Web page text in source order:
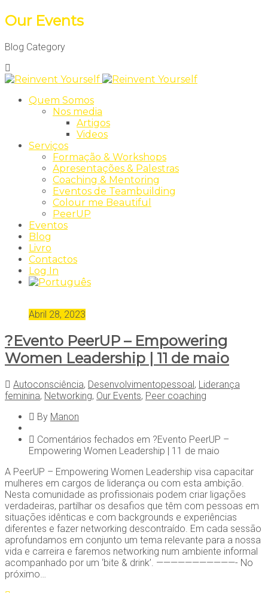
Our Events
Blog Category
Quem Somos
Nos media
Artigos
Videos
Serviços
Formação & Workshops
Apresentações & Palestras
Coaching & Mentoring
Eventos de Teambuilding
Colour me Beautiful
PeerUP
Eventos
Blog
Livro
Contactos
Log In
Abril 28, 2023
?Evento PeerUP – Empowering
Women Leadership | 11 de maio
Autoconsciência, Desenvolvimentopessoal, Liderança
feminina, Networking, Our Events, Peer coaching
By Manon
Comentários fechados em ?Evento PeerUP –
Empowering Women Leadership | 11 de maio
A PeerUP – Empowering Women Leadership visa capacitar
mulheres em cargos de liderança ou com esta ambição.
Nesta comunidade as profissionais podem criar ligações
verdadeiras, partilhar os desafios que têm com pessoas em
situações idênticas e com backgrounds e experiências
diferentes e fazer networking descontraído. Em cada sessão
aprofundamos em conjunto um tema relevante para a nossa
vida e carreira e faremos networking num ambiente informal
acompanhado por um ‘bite & drink’. ———————————- No
próximo…